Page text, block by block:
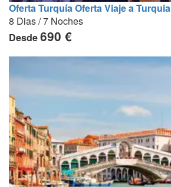
Oferta Turquía Oferta Viaje a Turquia
8 Dias / 7 Noches
Desde690 €